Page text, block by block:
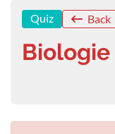
Quiz Back